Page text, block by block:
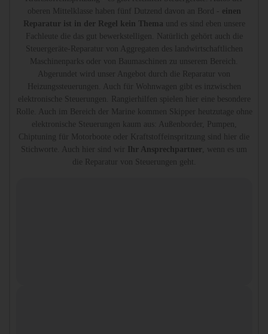
oberen Mittelklasse haben fünf Dutzend davon an Bord - einen
Reparatur ist in der Regel kein Thema und es sind eben unsere
Fachleute die das gut bewerkstelligen. Natürlich gehört auch die
Steuergeräte-Reparatur von Aggregaten des landwirtschaftlichen
Maschinenparks oder von Baumaschinen zu unserem Bereich.
Abgerundet wird unser Angebot durch die Reparatur von
Heizungssteuerungen. Auch für Wohnwagen gibt es inzwischen
elektronische Steuerungen. Rangierhilfen spielen hier eine besondere
Rolle. Auch im Bereich der Marine kommen Skipper heutzutage ohne
elektronische Steuerungen kaum aus: Außenborder, Pumpen,
Chiptuning für Motorboote oder Kraftstoffeinspritzung sind hier die
Stichworte. Auch hier sind wir Ihr Ansprechpartner
, wenn es um
die Reparatur von Steuerungen geht.